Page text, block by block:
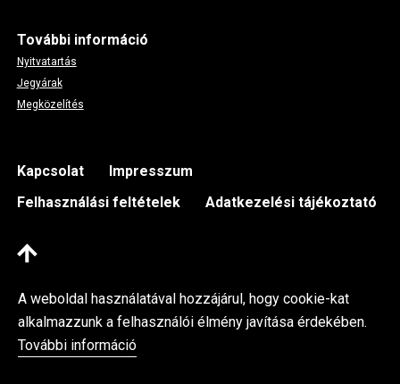
További információ
Nyitvatartás
Jegyárak
Megközelítés
Footer
Kapcsolat
Impresszum
Felhasználási feltételek
Adatkezelési tájékoztató
A weboldal használatával hozzájárul, hogy cookie-kat
alkalmazzunk a felhasználói élmény javítása érdekében.
További információ